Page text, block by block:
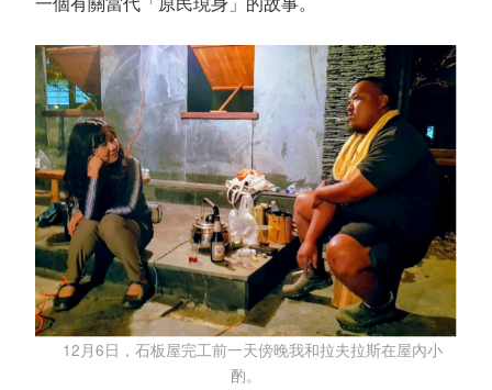
12月6日，石板屋完工前一天傍晚我和拉夫拉斯在屋內小
酌。